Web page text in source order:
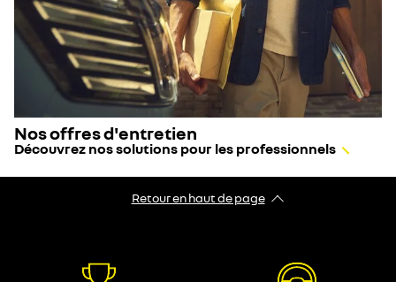
Nos offres d'entretien
Découvrez nos solutions pour les professionnels
Retour en haut de page